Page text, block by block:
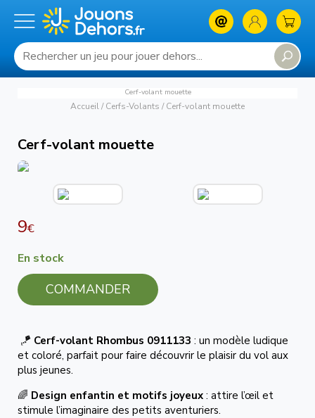
Cerf-volant mouette
Accueil/ Cerfs-Volants / Cerf-volant mouette
Cerf-volant mouette
9€
En stock
COMMANDER
🪁 Cerf-volant Rhombus 0911133 : un modèle ludique
et coloré, parfait pour faire découvrir le plaisir du vol aux
plus jeunes.
🌈 Design enfantin et motifs joyeux : attire l’œil et
stimule l’imaginaire des petits aventuriers.